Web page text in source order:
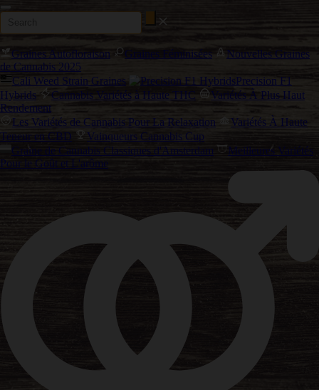
Graines Autofloraison Graines Féminisées
Nouvelles Graines
de Cannabis 2025
Cali Weed Strain Graines
Precision F1
Hybrids
Cannabis Variétés à Haute THC
Variétés À Plus Haut
Rendement
Les Variétés de Cannabis Pour La Relaxation
Variétés À Haute
Teneur en CBD
Vainqueurs Cannabis Cup
Graine de Cannabis Classiques d'Amsterdam
Meilleures Variétés
Pour le Goût et L'arôme